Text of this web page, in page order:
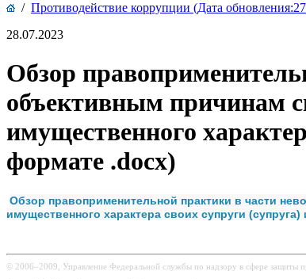
/ Противодействие коррупции (Дата
28.07.2023
Обзор
объективным причинам
имущественного
формате .docx)
Обзор правоприменительной практики в части
имущественного характера своих супруги
© 2006–2009, Управление Федеральной службы по надзору в сфере защиты